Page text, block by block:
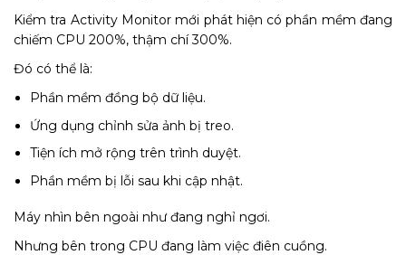
Kiểm tra Activity Monitor mới phát hiện có phần mềm đang
chiếm CPU 200%, thậm chí 300%.
Đó có thể là:
Phần mềm đồng bộ dữ liệu.
Ứng dụng chỉnh sửa ảnh bị treo.
Tiện ích mở rộng trên trình duyệt.
Phần mềm bị lỗi sau khi cập nhật.
Máy nhìn bên ngoài như đang nghỉ ngơi.
Nhưng bên trong CPU đang làm việc điên cuồng.